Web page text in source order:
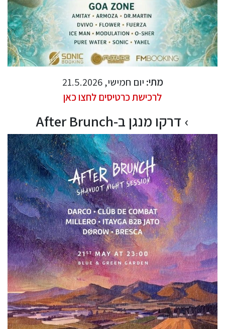
מתי: יום חמישי, 21.5.2026
לרכישת כרטיסים לחצו כאן
דרקו מנגן ב-After Brunch